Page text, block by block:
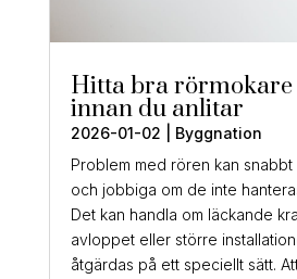
Hitta bra rörmokare
innan du anlitar
2026-01-02
Byggnation
Problem med rören kan
och jobbiga om de inte
Det kan handla om läckande
avloppet eller större
åtgärdas på ett speciellt sätt.